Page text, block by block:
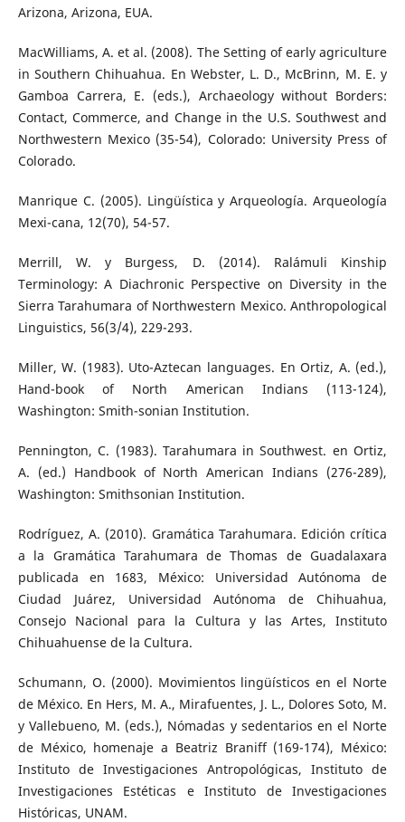
Arizona, Arizona, EUA.
MacWilliams, A. et al. (2008). The Setting of early agriculture
in Southern Chihuahua. En Webster, L. D., McBrinn, M. E. y
Gamboa Carrera, E. (eds.), Archaeology without Borders:
Contact, Commerce, and Change in the U.S. Southwest and
Northwestern Mexico (35-54), Colorado: University Press of
Colorado.
Manrique C. (2005). Lingüística y Arqueología. Arqueología
Mexi-cana, 12(70), 54-57.
Merrill, W. y Burgess, D. (2014). Ralámuli Kinship
Terminology: A Diachronic Perspective on Diversity in the
Sierra Tarahumara of Northwestern Mexico. Anthropological
Linguistics, 56(3/4), 229-293.
Miller, W. (1983). Uto-Aztecan languages. En Ortiz, A. (ed.),
Hand-book of North American Indians (113-124),
Washington: Smith-sonian Institution.
Pennington, C. (1983). Tarahumara in Southwest. en Ortiz,
A. (ed.) Handbook of North American Indians (276-289),
Washington: Smithsonian Institution.
Rodríguez, A. (2010). Gramática Tarahumara. Edición crítica
a la Gramática Tarahumara de Thomas de Guadalaxara
publicada en 1683, México: Universidad Autónoma de
Ciudad Juárez, Universidad Autónoma de Chihuahua,
Consejo Nacional para la Cultura y las Artes, Instituto
Chihuahuense de la Cultura.
Schumann, O. (2000). Movimientos lingüísticos en el Norte
de México. En Hers, M. A., Mirafuentes, J. L., Dolores Soto, M.
y Vallebueno, M. (eds.), Nómadas y sedentarios en el Norte
de México, homenaje a Beatriz Braniff (169-174), México:
Instituto de Investigaciones Antropológicas, Instituto de
Investigaciones Estéticas e Instituto de Investigaciones
Históricas, UNAM.